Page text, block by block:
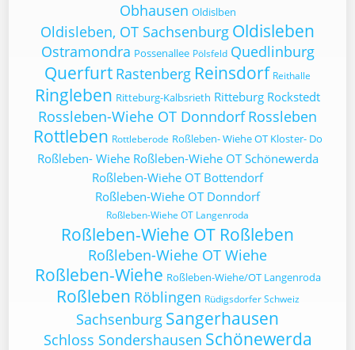
Obhausen Oldislben
Oldisleben, OT Sachsenburg Oldisleben
Ostramondra Possenallee Pölsfeld Quedlinburg
Querfurt Rastenberg Reinsdorf Reithalle
Ringleben Ritteburg-Kalbsrieth Ritteburg Rockstedt
Rossleben-Wiehe OT Donndorf Rossleben
Rottleben Rottleberode Roßleben- Wiehe OT Kloster- Do
Roßleben- Wiehe Roßleben-Wiehe OT Schönewerda
Roßleben-Wiehe OT Bottendorf
Roßleben-Wiehe OT Donndorf
Roßleben-Wiehe OT Langenroda
Roßleben-Wiehe OT Roßleben
Roßleben-Wiehe OT Wiehe
Roßleben-Wiehe Roßleben-Wiehe/OT Langenroda
Roßleben Röblingen Rüdigsdorfer Schweiz
Sachsenburg Sangerhausen
Schloss Sondershausen Schönewerda